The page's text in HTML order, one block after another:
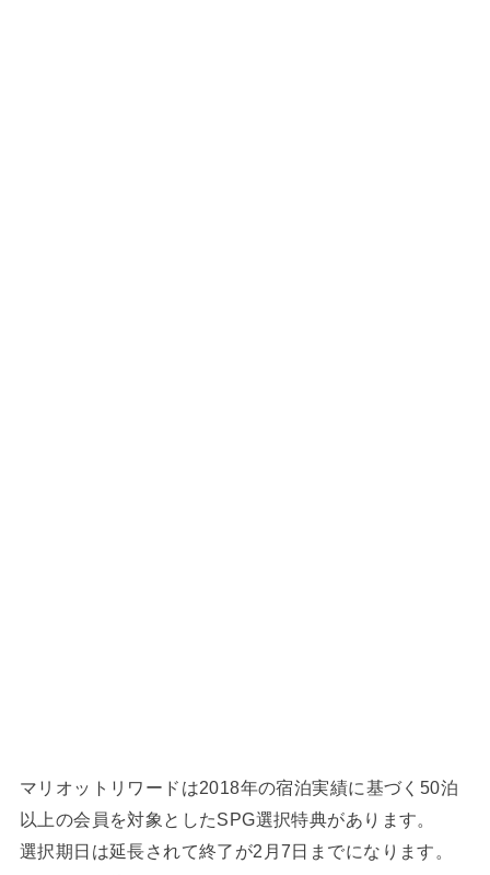
マリオットリワードは2018年の宿泊実績に基づく50泊
以上の会員を対象としたSPG選択特典があります。
選択期日は延長されて終了が2月7日までになります。